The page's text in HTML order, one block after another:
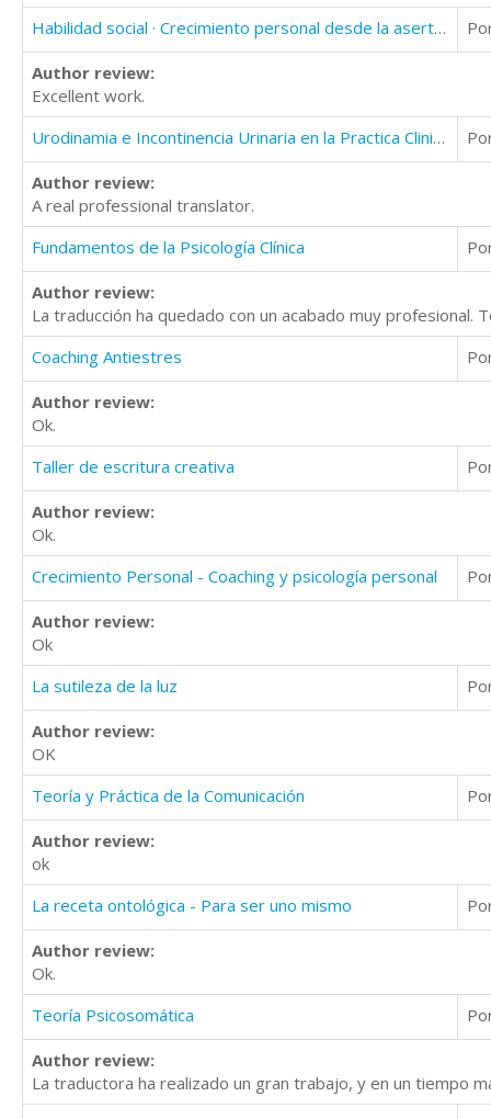
Habilidad social · Crecimiento personal desde la asertividad y la inteligencia afectiva
Author review:
Excellent work.
Urodinamia e Incontinencia Urinaria en la Practica Clinica
Author review:
A real professional translator.
Fundamentos de la Psicología Clínica
Author review:
La traducción ha quedado con un acabado muy
Coaching Antiestres
Author review:
Ok.
Taller de escritura creativa
Author review:
Ok.
Crecimiento Personal - Coaching y psicología personal
Author review:
Ok
La sutileza de la luz
Author review:
OK
Teoría y Práctica de la Comunicación
Author review:
ok
La receta ontológica - Para ser uno mismo
Author review:
Ok.
Teoría Psicosomática
Author review:
La traductora ha realizado un gran trabajo, y en un tiempo